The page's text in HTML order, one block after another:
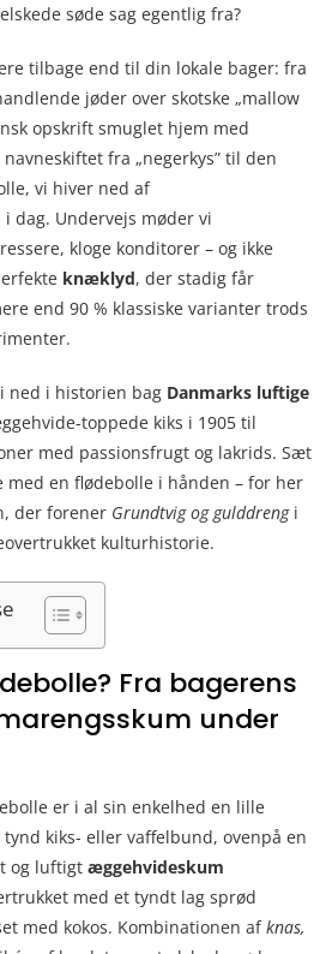
søde sag egentlig fra?
tilbage end til din lokale bager: fra
jøder over skotske „mallow
opskrift smuglet hjem med
fra „negerkys” til den
vi hiver ned af
dag. Undervejs møder vi
kloge konditorer – og ikke
knæklyd, der stadig får
end 90 % klassiske varianter trods
ned i historien bag Danmarks luftige
toppede kiks i 1905 til
med passionsfrugt og lakrids. Sæt
med en flødebolle i hånden – for her
der forener Grundtvig og gulddrengi
kulturhistorie.
Fra bagerens
under
er i al sin enkelhed en lille
kiks- eller vaffelbund, ovenpå en
og luftigt æggehvideskum
med et tyndt lag sprød
med kokos. Kombinationen afknas,